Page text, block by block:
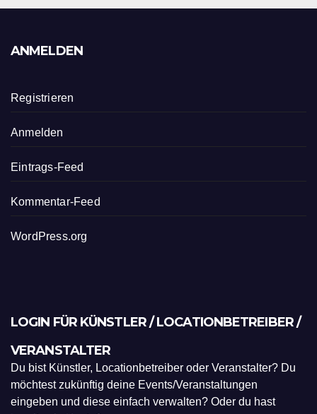
ANMELDEN
Registrieren
Anmelden
Eintrags-Feed
Kommentar-Feed
WordPress.org
LOGIN FÜR KÜNSTLER / LOCATIONBETREIBER /
VERANSTALTER
Du bist Künstler, Locationbetreiber oder Veranstalter? Du
möchtest zukünftig deine Events/Veranstaltungen
eingeben und diese einfach verwalten? Oder du hast